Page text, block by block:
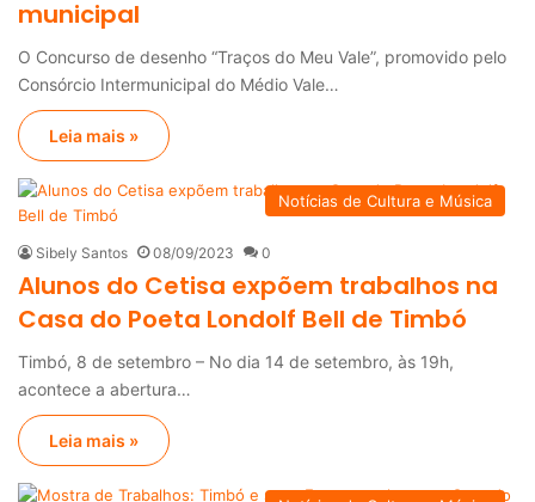
municipal
O Concurso de desenho “Traços do Meu Vale”, promovido pelo
Consórcio Intermunicipal do Médio Vale…
Leia mais »
Notícias de Cultura e Música
Sibely Santos 08/09/2023 0
Alunos do Cetisa expõem trabalhos na
Casa do Poeta Londolf Bell de Timbó
Timbó, 8 de setembro – No dia 14 de setembro, às 19h,
acontece a abertura…
Leia mais »